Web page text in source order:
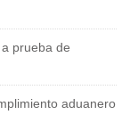
prueba de
aduanero